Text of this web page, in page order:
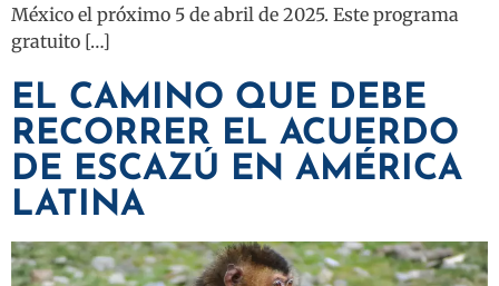
México el próximo 5 de abril de 2025. Este programa
gratuito […]
EL CAMINO QUE DEBE
RECORRER EL ACUERDO
DE ESCAZÚ EN AMÉRICA
LATINA